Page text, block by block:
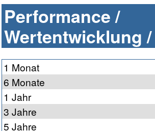
Performance /
Wertentwicklung
1 Monat
6 Monate
1 Jahr
3 Jahre
5 Jahre